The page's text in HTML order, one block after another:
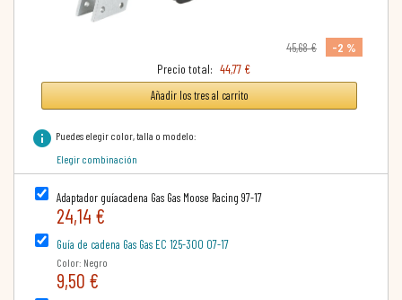
45,68 €
-2 %
Precio total: 44,77 €
Añadir los tres al carrito
info Puedes elegir color, talla o modelo:
Elegir combinación
Adaptador guíacadena Gas Gas Moose Racing 97-17
24,14 €
Guía de cadena Gas Gas EC 125-300 07-17
Color: Negro
9,50 €